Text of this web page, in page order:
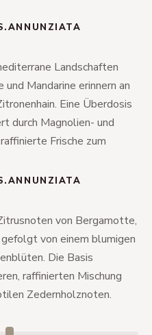
Landschaften
Mandarine erinnern an
Eine Überdosis
durch Magnolien- und
Frische zum
von Bergamotte,
von einem blumigen
Die Basis
raffinierten Mischung
Zedernholznoten.